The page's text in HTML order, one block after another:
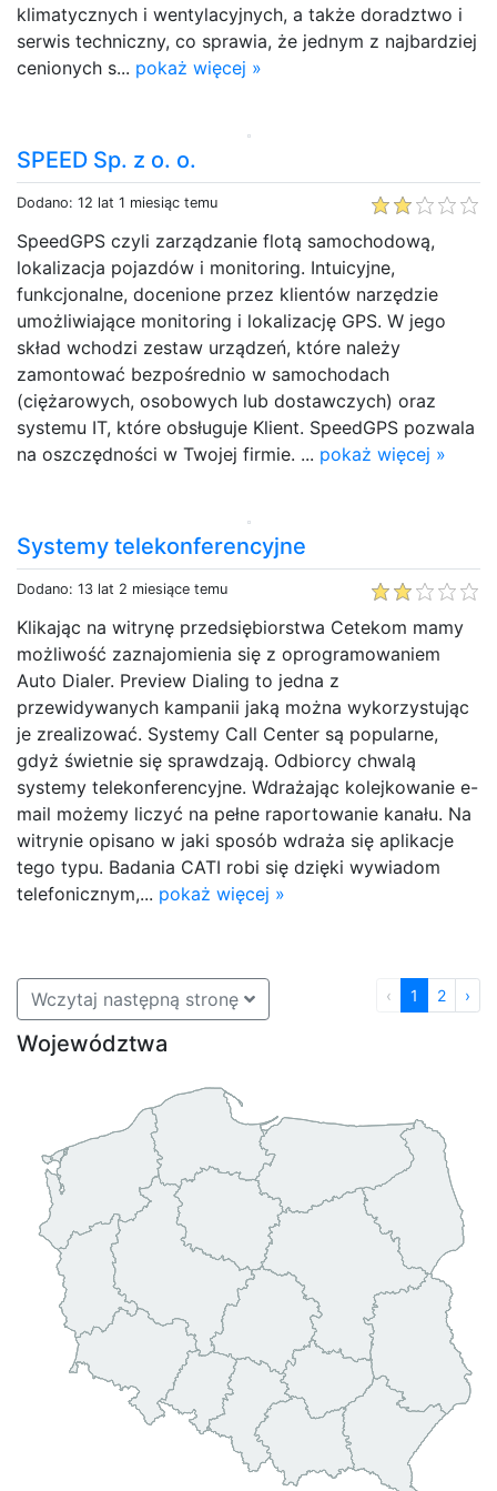
klimatycznych i wentylacyjnych, a także doradztwo i
serwis techniczny, co sprawia, że jednym z najbardziej
cenionych s... pokaż więcej »
SPEED Sp. z o. o.
Dodano: 12 lat 1 miesiąc temu
SpeedGPS czyli zarządzanie flotą samochodową,
lokalizacja pojazdów i monitoring. Intuicyjne,
funkcjonalne, docenione przez klientów narzędzie
umożliwiające monitoring i lokalizację GPS. W jego
skład wchodzi zestaw urządzeń, które należy
zamontować bezpośrednio w samochodach
(ciężarowych, osobowych lub dostawczych) oraz
systemu IT, które obsługuje Klient. SpeedGPS pozwala
na oszczędności w Twojej firmie. ... pokaż więcej »
Systemy telekonferencyjne
Dodano: 13 lat 2 miesiące temu
Klikając na witrynę przedsiębiorstwa Cetekom mamy
możliwość zaznajomienia się z oprogramowaniem
Auto Dialer. Preview Dialing to jedna z
przewidywanych kampanii jaką można wykorzystując
je zrealizować. Systemy Call Center są popularne,
gdyż świetnie się sprawdzają. Odbiorcy chwalą
systemy telekonferencyjne. Wdrażając kolejkowanie e-
mail możemy liczyć na pełne raportowanie kanału. Na
witrynie opisano w jaki sposób wdraża się aplikacje
tego typu. Badania CATI robi się dzięki wywiadom
telefonicznym,... pokaż więcej »
Wczytaj następną stronę ‹ 1 2 ›
Województwa